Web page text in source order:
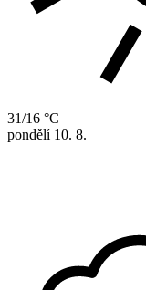
31/16 °C
pondělí 10. 8.